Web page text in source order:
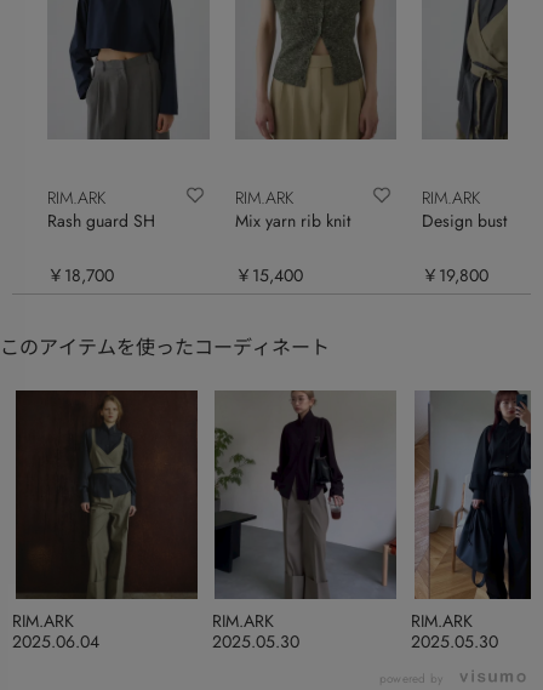
RIM.ARK
Rash guard SH
￥18,700
RIM.ARK
Mix yarn rib knit
￥15,400
RIM.ARK
Design bustier
￥19,800
このアイテムを使ったコーディネート
2025.06.04
RIM.ARK
2025.05.30
RIM.ARK
2025.05.30
RIM.ARK
powered by